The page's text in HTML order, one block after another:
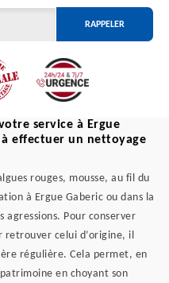
service à Ergue
effectuer un nettoyage
rouges, mousse, au fil du
à Ergue Gaberic ou dans la
agressions. Pour conserver
retrouver celui d’origine, il
régulière. Cela permet, en
en choyant son